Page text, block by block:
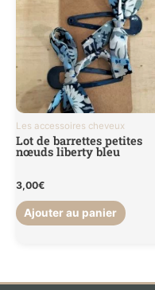
Les accessoires cheveux
Lot de barrettes petites
nœuds liberty bleu
3,00€
Ajouter au panier